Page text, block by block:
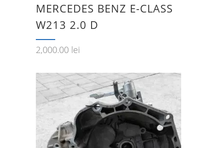
MERCEDES BENZ E-CLASS
W213 2.0 D
2,000.00 lei